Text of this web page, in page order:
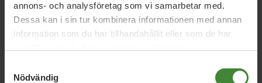
annons- och analysföretag som vi samarbetar med.
Dessa kan i sin tur kombinera informationen med annan
information som du har tillhandahållit eller som de har
Nödvändig